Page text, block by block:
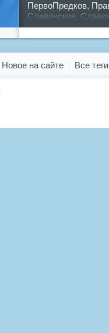
ПервоПредков,
Славянские
русский,славян
Новое на сайте Все теги